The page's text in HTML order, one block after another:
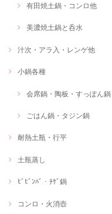
有田焼土鍋・コンロ他
美濃焼土鍋と呑水
汁次・アラ入・レンゲ他
小鍋各種
会席鍋・陶板・すっぽん鍋
ごはん鍋・タジン鍋
耐熱土瓶・行平
土瓶蒸し
ﾋﾞﾋﾞﾝﾊﾞ・ﾁｹﾞ鍋
コンロ・火消壺